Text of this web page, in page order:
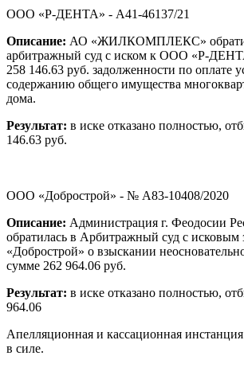
ООО «Р-ДЕНТА» - А41-46137/21
Описание: АО «ЖИЛКОМПЛЕКС»
арбитражный суд с иском к ООО «Р-
258 146.63 руб. задолженности по оплате
содержанию общего имущества
дома.
Результат: в иске отказано полностью,
146.63 руб.
ООО «Добрострой» - № А83-10408/2020
Описание: Администрация г. Феодосии
обратилась в Арбитражный суд с
«Добрострой» о взыскании
сумме 262 964.06 руб.
Результат: в иске отказано полностью,
964.06
Апелляционная и кассационная
в силе.